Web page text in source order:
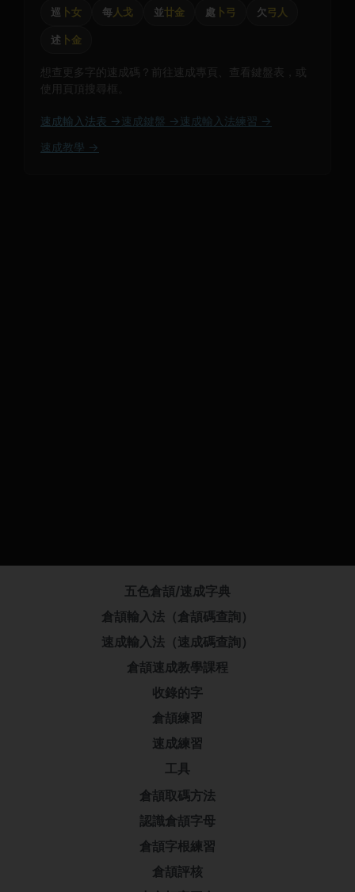
巡 卜女 每人戈 並廿金 處 卜弓 欠弓人
述 卜金
想查更多字的速成碼？前往速成專頁、查看鍵盤表，或
使用頁頂搜尋框。
速成輸入法表 → 速成鍵盤 → 速成輸入法練習 →
速成教學 →
五色倉頡/速成字典
倉頡輸入法（倉頡碼查詢）
速成輸入法（速成碼查詢）
倉頡速成教學課程
收錄的字
倉頡練習
速成練習
工具
倉頡取碼方法
認識倉頡字母
倉頡字根練習
倉頡評核